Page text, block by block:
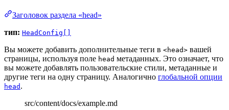
Заголовок раздела «head»
тип: HeadConfig[]
Вы можете добавить дополнительные теги в <head> вашей
страницы, используя поле head метаданных. Это означает, что
вы можете добавлять пользовательские стили, метаданные и
другие теги на одну страницу. Аналогично глобальной опции
head .
src/content/docs/example.md